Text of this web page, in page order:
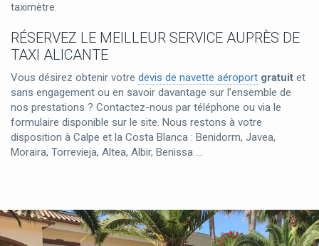
taximètre.
RÉSERVEZ LE MEILLEUR SERVICE AUPRÈS DE
TAXI ALICANTE
Vous désirez obtenir votre devis de navette aéroport gratuit et
sans engagement ou en savoir davantage sur l’ensemble de
nos prestations ? Contactez-nous par téléphone ou via le
formulaire disponible sur le site. Nous restons à votre
disposition à Calpe et la Costa Blanca : Benidorm, Javea,
Moraira, Torrevieja, Altea, Albir, Benissa …